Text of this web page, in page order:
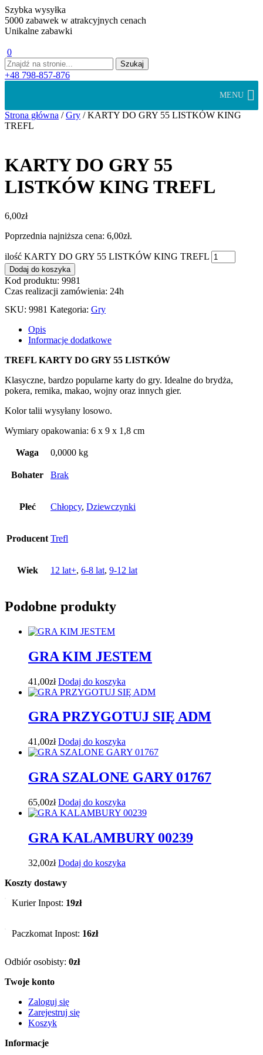
Szybka wysyłka
5000 zabawek w atrakcyjnych cenach
Unikalne zabawki
0
+48 798-857-876
MENU
Strona główna /Gry / KARTY DO GRY 55 LISTKÓW KING
TREFL
KARTY DO GRY 55
LISTKÓW KING TREFL
6,00zł
Poprzednia najniższa cena: 6,00zł.
ilość KARTY DO GRY 55 LISTKÓW KING TREFL
Dodaj do koszyka
Kod produktu: 9981
Czas realizacji zamówienia: 24h
SKU: 9981 Kategoria: Gry
Opis
Informacje dodatkowe
TREFL KARTY DO GRY 55 LISTKÓW
Klasyczne, bardzo popularne karty do gry. Idealne do brydża,
pokera, remika, makao, wojny oraz innych gier.
Kolor talii wysyłany losowo.
Wymiary opakowania: 6 x 9 x 1,8 cm
Waga 0,0000 kg
Bohater Brak
Płeć Chłopcy, Dziewczynki
Producent Trefl
Wiek 12 lat+, 6-8 lat, 9-12 lat
Podobne produkty
GRA KIM JESTEM
41,00zł Dodaj do koszyka
GRA PRZYGOTUJ SIĘ ADM
41,00zł Dodaj do koszyka
GRA SZALONE GARY 01767
65,00zł Dodaj do koszyka
GRA KALAMBURY 00239
32,00zł Dodaj do koszyka
Koszty dostawy
Kurier Inpost: 19zł
Paczkomat Inpost: 16zł
Odbiór osobisty: 0zł
Twoje konto
Zaloguj się
Zarejestruj się
Koszyk
Informacje